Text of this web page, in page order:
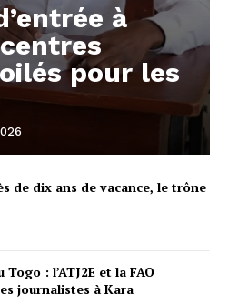
à
pour les
de dix ans de vacance, le trône
: l’ATJ2E et la FAO
journalistes à Kara